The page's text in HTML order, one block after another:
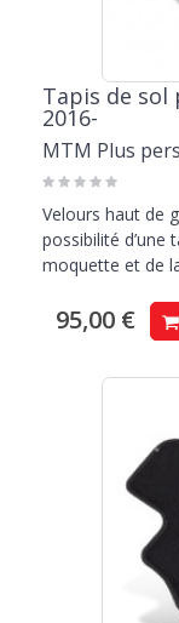
Tapis de sol
2016-
MTM Plus
Velours haut de
possibilité d’une
moquette et de
95,00 €